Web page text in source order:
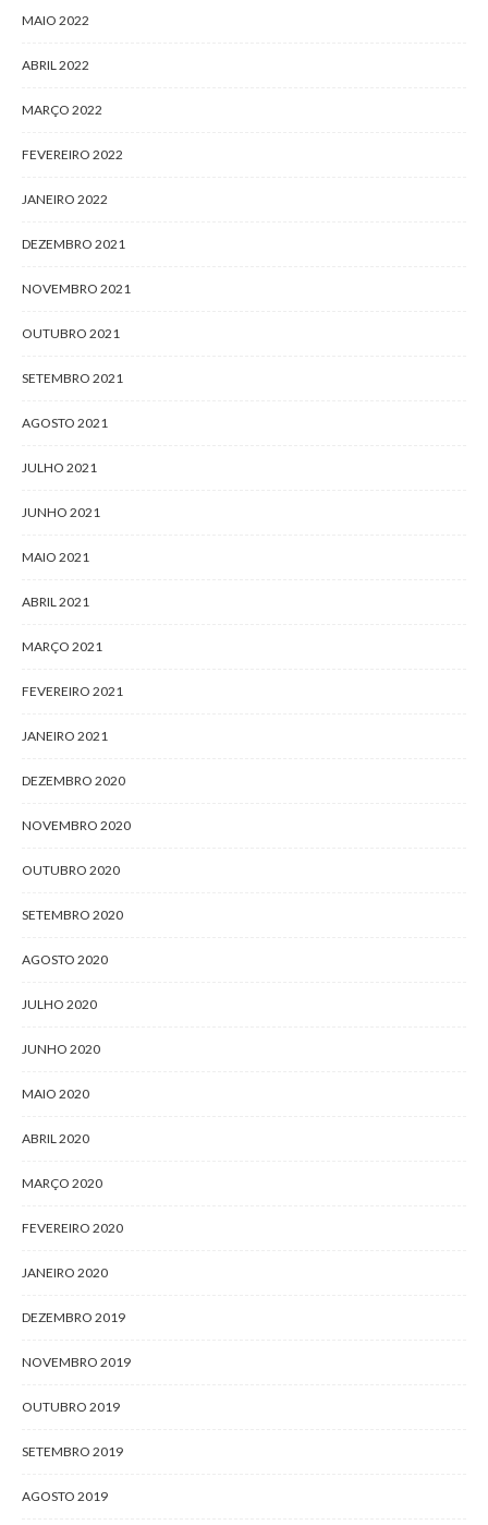
MAIO 2022
ABRIL 2022
MARÇO 2022
FEVEREIRO 2022
JANEIRO 2022
DEZEMBRO 2021
NOVEMBRO 2021
OUTUBRO 2021
SETEMBRO 2021
AGOSTO 2021
JULHO 2021
JUNHO 2021
MAIO 2021
ABRIL 2021
MARÇO 2021
FEVEREIRO 2021
JANEIRO 2021
DEZEMBRO 2020
NOVEMBRO 2020
OUTUBRO 2020
SETEMBRO 2020
AGOSTO 2020
JULHO 2020
JUNHO 2020
MAIO 2020
ABRIL 2020
MARÇO 2020
FEVEREIRO 2020
JANEIRO 2020
DEZEMBRO 2019
NOVEMBRO 2019
OUTUBRO 2019
SETEMBRO 2019
AGOSTO 2019